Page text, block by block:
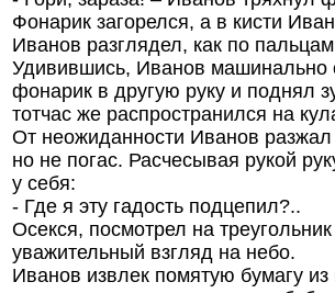
Фонарик загорелся, а в кисти
Иванов разглядел, как по
Удивившись, Иванов машинально
фонарик в другую руку и поднял
тотчас же распространился на
От неожиданности Иванов
но не погас. Расчесывая рукой
у себя:
- Где я эту гадость подцепил?..
Осекся, посмотрел на
уважительный взгляд на небо.
Иванов извлек помятую бумагу